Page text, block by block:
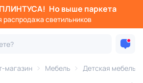
Но выше паркета
распродажа светильников
магазин Мебель Детская мебель